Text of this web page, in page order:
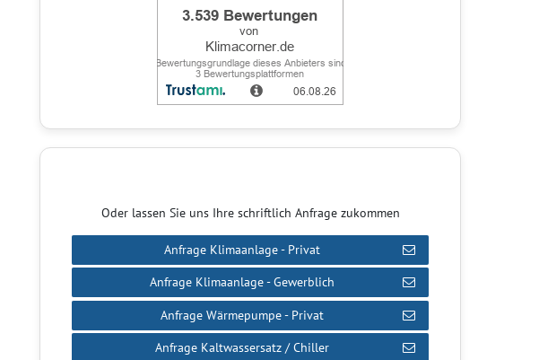
Oder lassen Sie uns Ihre schriftlich Anfrage zukommen
Anfrage Klimaanlage - Privat
Anfrage Klimaanlage - Gewerblich
Anfrage Wärmepumpe - Privat
Anfrage Kaltwassersatz / Chiller